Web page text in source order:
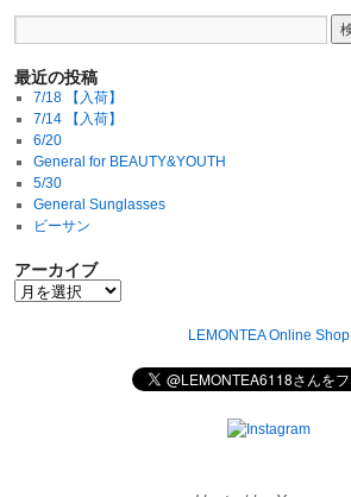
最近の投稿
7/18 【入荷】
7/14 【入荷】
6/20
General for BEAUTY&YOUTH
5/30
General Sunglasses
ビーサン
アーカイブ
LEMONTEA Online Shop